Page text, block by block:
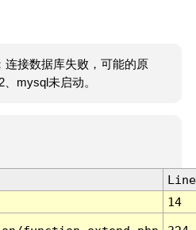
连接数据库失败，可能的原
mysql未启动。
Line
14